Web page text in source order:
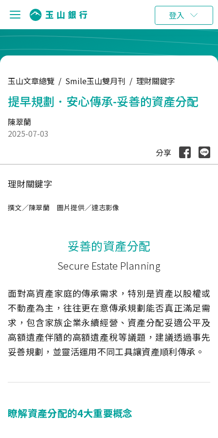
登入
玉山文章總覽 / Smile玉山雙月刊 / 理財關鍵字
提早規劃．安心傳承-妥善的資產分配
陳翠蘭
2025-07-03
分享
理財關鍵字
撰文／陳翠蘭 圖片提供／達志影像
妥善的資產分配
Secure Estate Planning
面對高資產家庭的傳承需求，特別是資產以股權或
不動產為主，往往更在意傳承規劃能否真正滿足需
求，包含家族企業永續經營、資產分配妥適公平及
高額遺產伴隨的高額遺產稅等議題，建議透過事先
妥善規劃，並靈活運用不同工具讓資產順利傳承。
瞭解資產分配的4大重要概念